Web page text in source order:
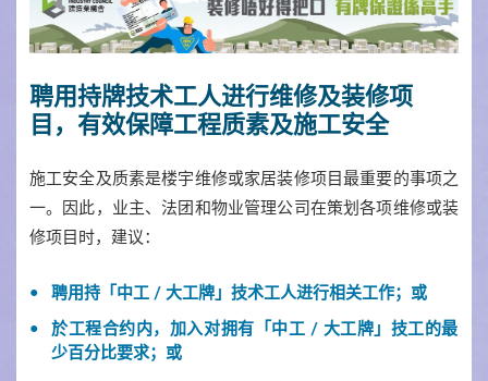
聘用持牌技术工人进行维修及装修项
目，有效保障工程质素及施工安全
施工安全及质素是楼宇维修或家居装修项目最重要的事项之
一。因此，业主、法团和物业管理公司在策划各项维修或装
修项目时，建议：
聘用持「中工 / 大工牌」技术工人进行相关工作；或
於工程合约内，加入对拥有「中工 / 大工牌」技工的最
少百分比要求；或